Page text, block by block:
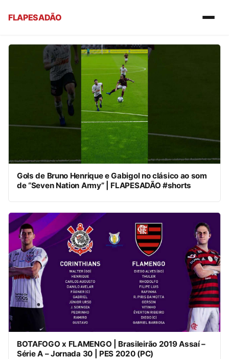
FLAPESADÃO
Gols de Bruno Henrique e Gabigol no clásico ao som
de “Seven Nation Army” | FLAPESADÃO #shorts
BOTAFOGO x FLAMENGO | Brasileirão 2019 Assaí –
Série A – Jornada 30 | PES 2020 (PC)